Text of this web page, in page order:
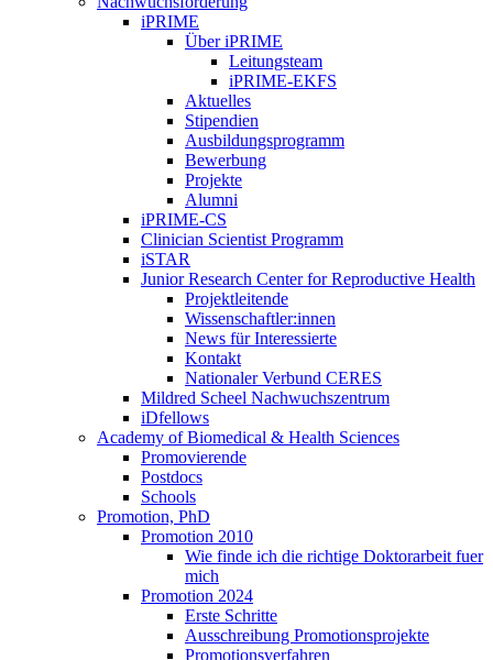
iPRIME
Über iPRIME
Leitungsteam
iPRIME-EKFS
Aktuelles
Stipendien
Ausbildungsprogramm
Bewerbung
Projekte
Alumni
iPRIME-CS
Clinician Scientist Programm
iSTAR
Junior Research Center for Reproductive Health
Projektleitende
Wissenschaftler:innen
News für Interessierte
Kontakt
Nationaler Verbund CERES
Mildred Scheel Nachwuchszentrum
iDfellows
Academy of Biomedical & Health Sciences
Promovierende
Postdocs
Schools
Promotion, PhD
Promotion 2010
Wie finde ich die richtige Doktorarbeit fuer
mich
Promotion 2024
Erste Schritte
Ausschreibung Promotionsprojekte
Promotionsverfahren